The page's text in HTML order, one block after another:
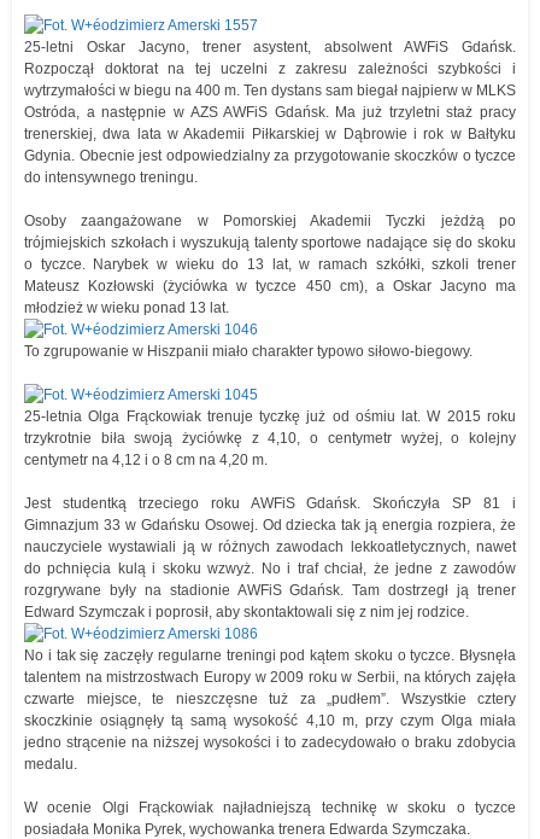
25-letni Oskar Jacyno, trener asystent, absolwent AWFiS Gdańsk.
Rozpoczął doktorat na tej uczelni z zakresu zależności szybkości i
wytrzymałości w biegu na 400 m. Ten dystans sam biegał najpierw w MLKS
Ostróda, a następnie w AZS AWFiS Gdańsk. Ma już trzyletni staż pracy
trenerskiej, dwa lata w Akademii Piłkarskiej w Dąbrowie i rok w Bałtyku
Gdynia. Obecnie jest odpowiedzialny za przygotowanie skoczków o tyczce
do intensywnego treningu.
Osoby zaangażowane w Pomorskiej Akademii Tyczki jeżdżą po
trójmiejskich szkołach i wyszukują talenty sportowe nadające się do skoku
o tyczce. Narybek w wieku do 13 lat, w ramach szkółki, szkoli trener
Mateusz Kozłowski (życiówka w tyczce 450 cm), a Oskar Jacyno ma
młodzież w wieku ponad 13 lat.
To zgrupowanie w Hiszpanii miało charakter typowo siłowo-biegowy.
25-letnia Olga Frąckowiak trenuje tyczkę już od ośmiu lat. W 2015 roku
trzykrotnie biła swoją życiówkę z 4,10, o centymetr wyżej, o kolejny
centymetr na 4,12 i o 8 cm na 4,20 m.
Jest studentką trzeciego roku AWFiS Gdańsk. Skończyła SP 81 i
Gimnazjum 33 w Gdańsku Osowej. Od dziecka tak ją energia rozpiera, że
nauczyciele wystawiali ją w różnych zawodach lekkoatletycznych, nawet
do pchnięcia kulą i skoku wzwyż. No i traf chciał, że jedne z zawodów
rozgrywane były na stadionie AWFiS Gdańsk. Tam dostrzegł ją trener
Edward Szymczak i poprosił, aby skontaktowali się z nim jej rodzice.
No i tak się zaczęły regularne treningi pod kątem skoku o tyczce. Błysnęła
talentem na mistrzostwach Europy w 2009 roku w Serbii, na których zajęła
czwarte miejsce, te nieszczęsne tuż za „pudłem”. Wszystkie cztery
skoczkinie osiągnęły tą samą wysokość 4,10 m, przy czym Olga miała
jedno strącenie na niższej wysokości i to zadecydowało o braku zdobycia
medalu.
W ocenie Olgi Frąckowiak najładniejszą technikę w skoku o tyczce
posiadała Monika Pyrek, wychowanka trenera Edwarda Szymczaka.